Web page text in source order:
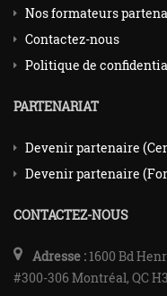
Nos formateurs
Contactez-nous
Politique de
PARTENARIAT
Devenir partenaire
Devenir partenaire
CONTACTEZ-NOUS
Adresse : 1600 Bd
#300-306 Montréal, QC